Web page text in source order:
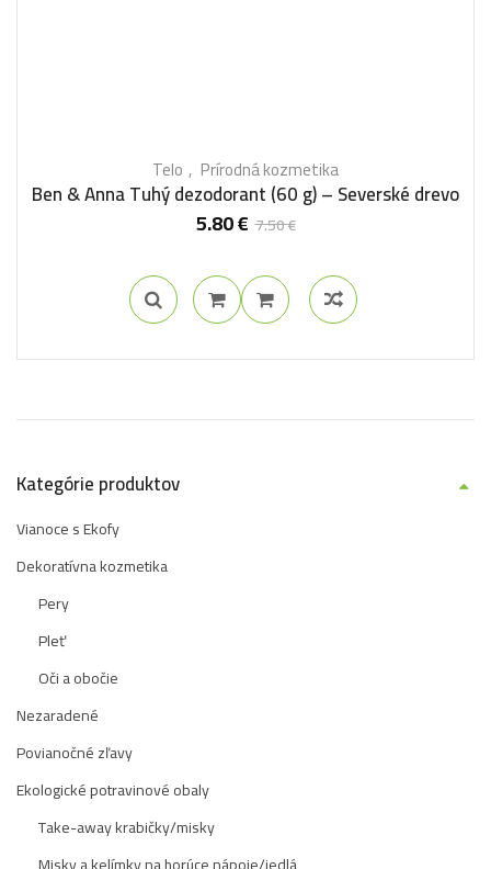
Telo Prírodná kozmetika
Ben & Anna Tuhý dezodorant (60 g) – Severské drevo
7.50€
5.80€
Kategórie produktov
Vianoce s Ekofy
Dekoratívna kozmetika
Pery
Pleť
Oči a obočie
Nezaradené
Povianočné zľavy
Ekologické potravinové obaly
Take-away krabičky/misky